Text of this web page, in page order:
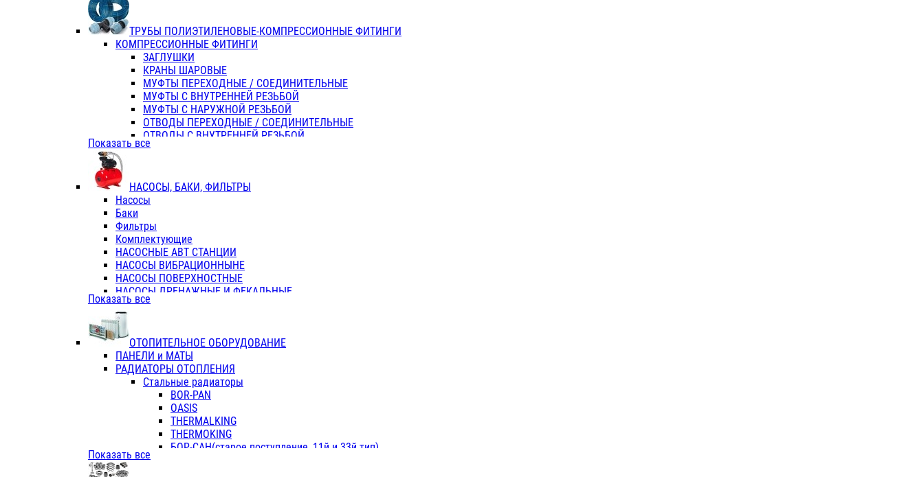
Отвертки
Хоз. инвентарь
ЭЛ. ИНСТРУМЕНТ OASIS
ТРУБЫ ПОЛИЭТИЛЕНОВЫЕ-КОМПРЕССИОННЫЕ ФИТИНГИ
КОМПРЕССИОННЫЕ ФИТИНГИ
ЗАГЛУШКИ
КРАНЫ ШАРОВЫЕ
МУФТЫ ПЕРЕХОДНЫЕ / СОЕДИНИТЕЛЬНЫЕ
МУФТЫ С ВНУТРЕННЕЙ РЕЗЬБОЙ
МУФТЫ С НАРУЖНОЙ РЕЗЬБОЙ
ОТВОДЫ ПЕРЕХОДНЫЕ / СОЕДИНИТЕЛЬНЫЕ
ОТВОДЫ С ВНУТРЕННЕЙ РЕЗЬБОЙ
ОТВОДЫ С НАРУЖНОЙ РЕЗЬБОЙ
ТРОЙНИКИ ПЕРЕХОДНЫЕ / СОЕДИНИТЕЛЬНЫЕ
ТРОЙНИКИ С ВНУТРЕННЕЙ РЕЗЬБОЙ
КОЛЬЦА РЕЗИНОВЫЕ
ТРУБЫ НАПОРНЫЕ
ТРУБЫ ГОФРИРОВАННЫЕ ДВУХСЛ.
ТРУБЫ ПОЛИЭТИЛЕНОВЫЕ
Показать все
НАСОСЫ, БАКИ, ФИЛЬТРЫ
Насосы
Баки
Фильтры
Комплектующие
НАСОСНЫЕ АВТ СТАНЦИИ
НАСОСЫ ВИБРАЦИОННЫНЕ
НАСОСЫ ПОВЕРХНОСТНЫЕ
НАСОСЫ ДРЕНАЖНЫЕ И ФЕКАЛЬНЫЕ
НАСОСЫ ПОВЫСИТ и ЦИРКУЛЯЦИОННЫЕ
НАСОСЫ СКВАЖИННЫЕ
Показать все
ОТОПИТЕЛЬНОЕ ОБОРУДОВАНИЕ
ПАНЕЛИ и МАТЫ
РАДИАТОРЫ ОТОПЛЕНИЯ
Стальные радиаторы
BOR-PAN
OASIS
THERMALKING
THERMOKING
БОР-САН(старое поступление, 11й и 33й тип)
Показать все